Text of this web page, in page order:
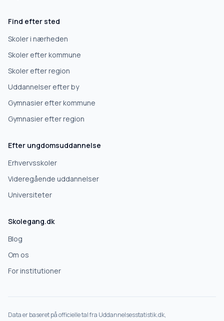
Erhvervsuddannelse
Videregående uddannelse
Find efter sted
Skoler i nærheden
Skoler efter kommune
Skoler efter region
Uddannelser efter by
Gymnasier efter kommune
Gymnasier efter region
Efter ungdomsuddannelse
Erhvervsskoler
Videregående uddannelser
Universiteter
Skolegang.dk
Blog
Om os
For institutioner
Data er baseret på officielle tal fra Uddannelsesstatistik.dk,